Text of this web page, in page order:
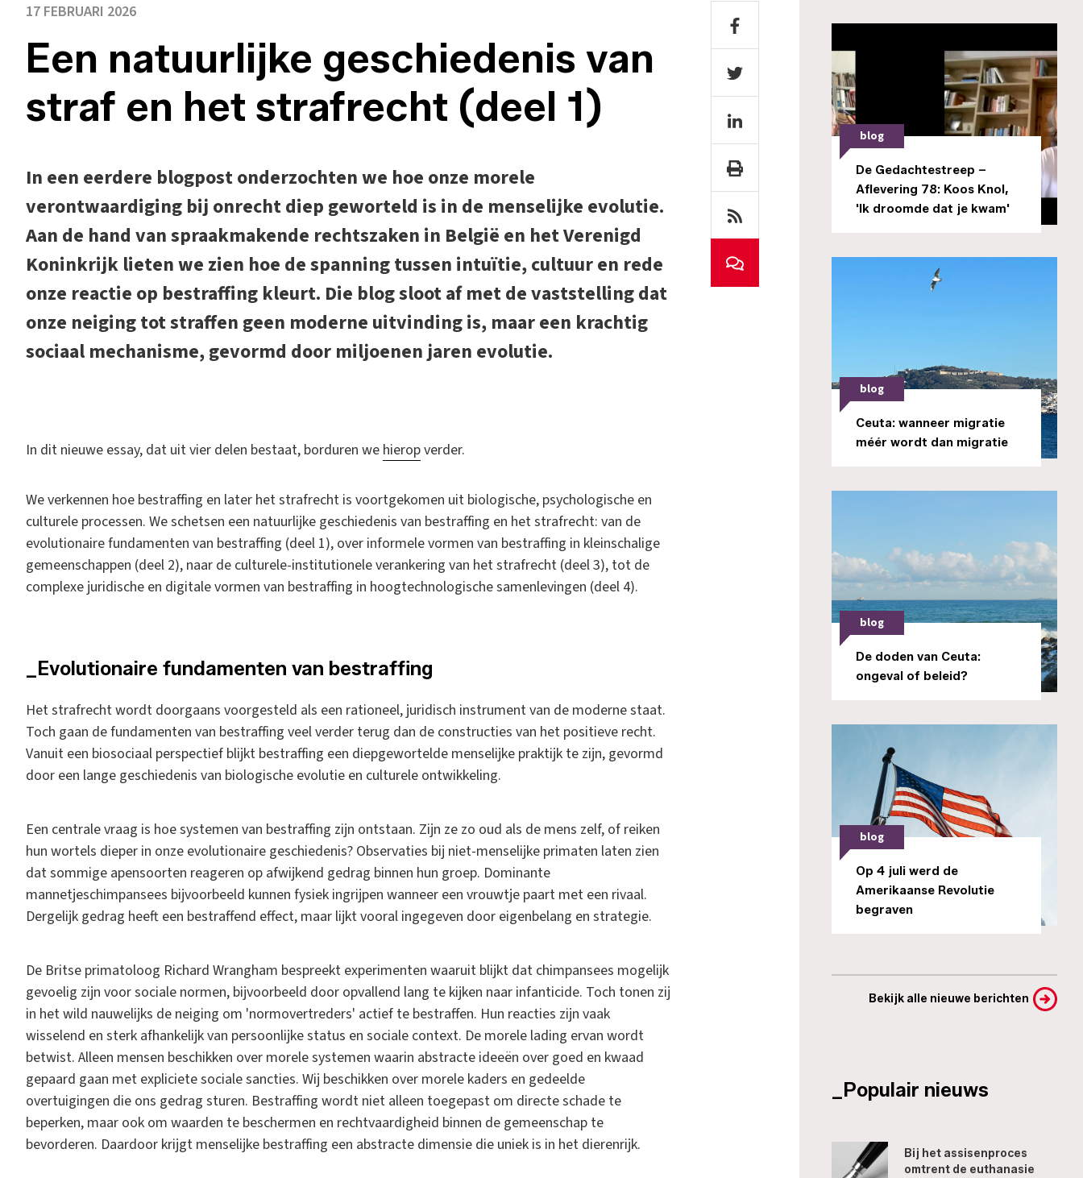
17 FEBRUARI 2026
Een natuurlijke geschiedenis van
straf en het strafrecht (deel 1)
In een eerdere blogpost onderzochten we hoe onze morele
verontwaardiging bij onrecht diep geworteld is in de menselijke evolutie.
Aan de hand van spraakmakende rechtszaken in België en het Verenigd
Koninkrijk lieten we zien hoe de spanning tussen intuïtie, cultuur en rede
onze reactie op bestraffing kleurt. Die blog sloot af met de vaststelling dat
onze neiging tot straffen geen moderne uitvinding is, maar een krachtig
sociaal mechanisme, gevormd door miljoenen jaren evolutie.
In dit nieuwe essay, dat uit vier delen bestaat, borduren we hieropverder.
We verkennen hoe bestraffing en later het strafrecht is voortgekomen uit biologische, psychologische en
culturele processen. We schetsen een natuurlijke geschiedenis van bestraffing en het strafrecht: van de
evolutionaire fundamenten van bestraffing (deel 1), over informele vormen van bestraffing in kleinschalige
gemeenschappen (deel 2), naar de culturele-institutionele verankering van het strafrecht (deel 3), tot de
complexe juridische en digitale vormen van bestraffing in hoogtechnologische samenlevingen (deel 4).
_Evolutionaire fundamenten van bestraffing
Het strafrecht wordt doorgaans voorgesteld als een rationeel, juridisch instrument van de moderne staat.
Toch gaan de fundamenten van bestraffing veel verder terug dan de constructies van het positieve recht.
Vanuit een biosociaal perspectief blijkt bestraffing een diepgewortelde menselijke praktijk te zijn, gevormd
door een lange geschiedenis van biologische evolutie en culturele ontwikkeling.
Een centrale vraag is hoe systemen van bestraffing zijn ontstaan. Zijn ze zo oud als de mens zelf, of reiken
hun wortels dieper in onze evolutionaire geschiedenis? Observaties bij niet-menselijke primaten laten zien
dat sommige apensoorten reageren op afwijkend gedrag binnen hun groep. Dominante
mannetjeschimpansees bijvoorbeeld kunnen fysiek ingrijpen wanneer een vrouwtje paart met een rivaal.
Dergelijk gedrag heeft een bestraffend effect, maar lijkt vooral ingegeven door eigenbelang en strategie.
De Britse primatoloog Richard Wrangham bespreekt experimenten waaruit blijkt dat chimpansees mogelijk
gevoelig zijn voor sociale normen, bijvoorbeeld door opvallend lang te kijken naar infanticide. Toch tonen zij
in het wild nauwelijks de neiging om 'normovertreders' actief te bestraffen. Hun reacties zijn vaak
wisselend en sterk afhankelijk van persoonlijke status en sociale context. De morele lading ervan wordt
betwist. Alleen mensen beschikken over morele systemen waarin abstracte ideeën over goed en kwaad
gepaard gaan met expliciete sociale sancties. Wij beschikken over morele kaders en gedeelde
overtuigingen die ons gedrag sturen. Bestraffing wordt niet alleen toegepast om directe schade te
beperken, maar ook om waarden te beschermen en rechtvaardigheid binnen de gemeenschap te
bevorderen. Daardoor krijgt menselijke bestraffing een abstracte dimensie die uniek is in het dierenrijk.
blog
De Gedachtestreep –
Aflevering 78: Koos Knol,
'Ik droomde dat je kwam'
blog
Ceuta: wanneer migratie
méér wordt dan migratie
blog
De doden van Ceuta:
ongeval of beleid?
blog
Op 4 juli werd de
Amerikaanse Revolutie
begraven
Bekijk alle nieuwe berichten
_Populair nieuws
Bij het assisenproces
omtrent de euthanasie